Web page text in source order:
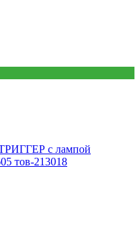
ТРИГГЕР с лампой
тов-213018